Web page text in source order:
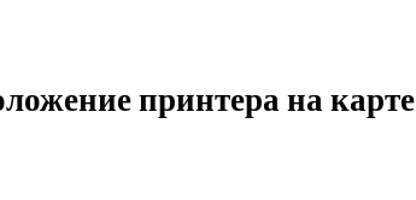
принтера на карте